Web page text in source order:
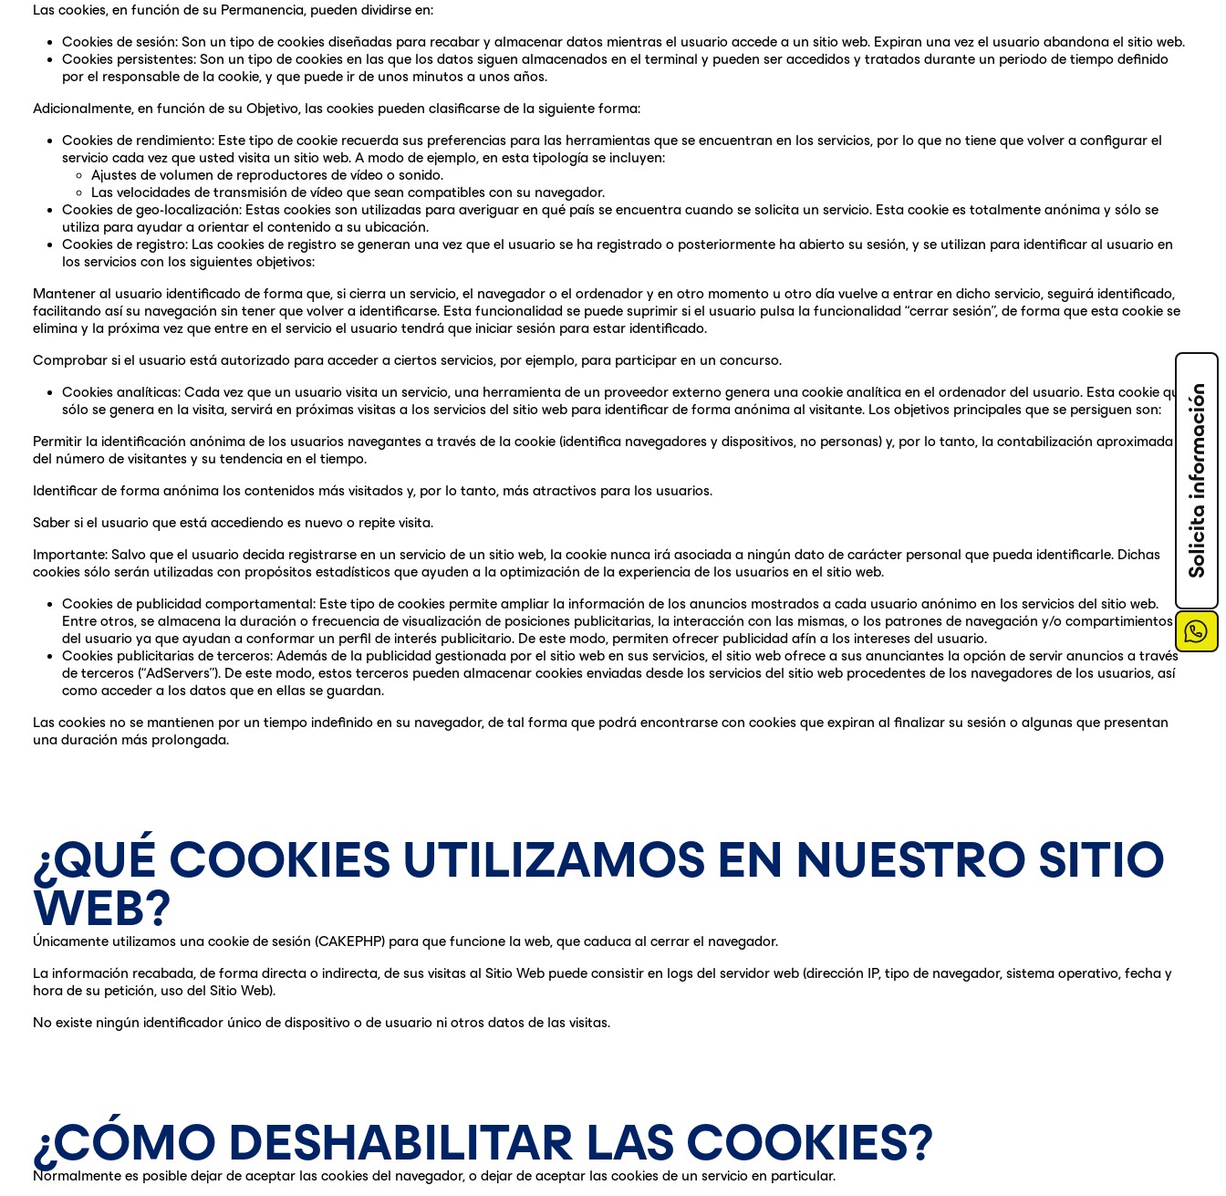
Las cookies, en función de su Permanencia, pueden dividirse en:
Cookies de sesión: Son un tipo de cookies diseñadas para recabar y almacenar datos mientras el usuario accede a un sitio web. Expiran una vez el usuario abandona el sitio web.
Cookies persistentes: Son un tipo de cookies en las que los datos siguen almacenados en el terminal y pueden ser accedidos y tratados durante un periodo de tiempo definido
por el responsable de la cookie, y que puede ir de unos minutos a unos años.
Adicionalmente, en función de su Objetivo, las cookies pueden clasificarse de la siguiente forma:
Cookies de rendimiento: Este tipo de cookie recuerda sus preferencias para las herramientas que se encuentran en los servicios, por lo que no tiene que volver a configurar el
servicio cada vez que usted visita un sitio web. A modo de ejemplo, en esta tipología se incluyen:
Ajustes de volumen de reproductores de vídeo o sonido.
Las velocidades de transmisión de vídeo que sean compatibles con su navegador.
Cookies de geo-localización: Estas cookies son utilizadas para averiguar en qué país se encuentra cuando se solicita un servicio. Esta cookie es totalmente anónima y sólo se
utiliza para ayudar a orientar el contenido a su ubicación.
Cookies de registro: Las cookies de registro se generan una vez que el usuario se ha registrado o posteriormente ha abierto su sesión, y se utilizan para identificar al usuario en
los servicios con los siguientes objetivos:
Mantener al usuario identificado de forma que, si cierra un servicio, el navegador o el ordenador y en otro momento u otro día vuelve a entrar en dicho servicio, seguirá identificado,
facilitando así su navegación sin tener que volver a identificarse. Esta funcionalidad se puede suprimir si el usuario pulsa la funcionalidad “cerrar sesión”, de forma que esta cookie se
elimina y la próxima vez que entre en el servicio el usuario tendrá que iniciar sesión para estar identificado.
Comprobar si el usuario está autorizado para acceder a ciertos servicios, por ejemplo, para participar en un concurso.
Cookies analíticas: Cada vez que un usuario visita un servicio, una herramienta de un proveedor externo genera una cookie analítica en el ordenador del usuario. Esta cookie que
sólo se genera en la visita, servirá en próximas visitas a los servicios del sitio web para identificar de forma anónima al visitante. Los objetivos principales que se persiguen son:
Permitir la identificación anónima de los usuarios navegantes a través de la cookie (identifica navegadores y dispositivos, no personas) y, por lo tanto, la contabilización aproximada
del número de visitantes y su tendencia en el tiempo.
Identificar de forma anónima los contenidos más visitados y, por lo tanto, más atractivos para los usuarios.
Saber si el usuario que está accediendo es nuevo o repite visita.
Importante: Salvo que el usuario decida registrarse en un servicio de un sitio web, la cookie nunca irá asociada a ningún dato de carácter personal que pueda identificarle. Dichas
cookies sólo serán utilizadas con propósitos estadísticos que ayuden a la optimización de la experiencia de los usuarios en el sitio web.
Cookies de publicidad comportamental: Este tipo de cookies permite ampliar la información de los anuncios mostrados a cada usuario anónimo en los servicios del sitio web.
Entre otros, se almacena la duración o frecuencia de visualización de posiciones publicitarias, la interacción con las mismas, o los patrones de navegación y/o compartimientos
del usuario ya que ayudan a conformar un perfil de interés publicitario. De este modo, permiten ofrecer publicidad afín a los intereses del usuario.
Cookies publicitarias de terceros: Además de la publicidad gestionada por el sitio web en sus servicios, el sitio web ofrece a sus anunciantes la opción de servir anuncios a través
de terceros (“AdServers”). De este modo, estos terceros pueden almacenar cookies enviadas desde los servicios del sitio web procedentes de los navegadores de los usuarios, así
como acceder a los datos que en ellas se guardan.
Las cookies no se mantienen por un tiempo indefinido en su navegador, de tal forma que podrá encontrarse con cookies que expiran al finalizar su sesión o algunas que presentan
una duración más prolongada.
¿QUÉ COOKIES UTILIZAMOS EN NUESTRO SITIO
WEB?
Únicamente utilizamos una cookie de sesión (CAKEPHP) para que funcione la web, que caduca al cerrar el navegador.
La información recabada, de forma directa o indirecta, de sus visitas al Sitio Web puede consistir en logs del servidor web (dirección IP, tipo de navegador, sistema operativo, fecha y
hora de su petición, uso del Sitio Web).
No existe ningún identificador único de dispositivo o de usuario ni otros datos de las visitas.
¿CÓMO DESHABILITAR LAS COOKIES?
Normalmente es posible dejar de aceptar las cookies del navegador, o dejar de aceptar las cookies de un servicio en particular.
Solicita información